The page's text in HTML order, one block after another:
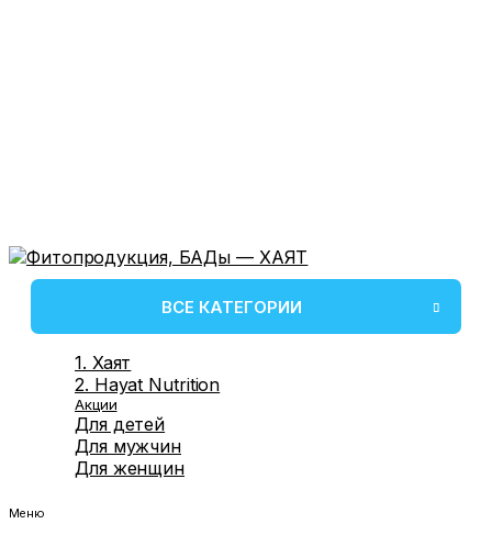
ВСЕ КАТЕГОРИИ
1. Хаят
2. Hayat Nutrition
Акции
Для детей
Для мужчин
Для женщин
Меню